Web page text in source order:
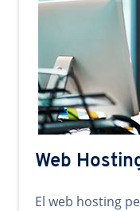
Web
El web hosting